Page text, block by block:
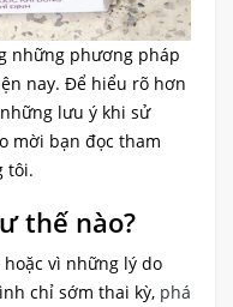
những phương pháp
nay. Để hiểu rõ hơn
lưu ý khi sử
mời bạn đọc tham
tôi.
thế nào?
vì những lý do
chỉ sớm thai kỳ, phá